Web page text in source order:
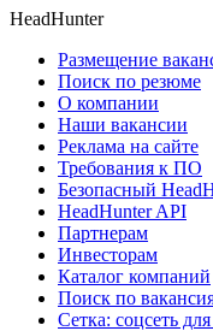
HeadHunter
Размещение
Поиск по резюме
О компании
Наши вакансии
Реклама на сайте
Требования к ПО
Безопасный
HeadHunter API
Партнерам
Инвесторам
Каталог компаний
Поиск по
Сетка: соцсеть